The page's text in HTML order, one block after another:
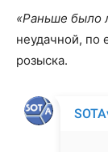
«Раньше было
неудачной, по
розыска.